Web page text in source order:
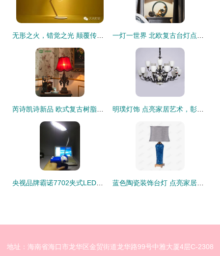
无形之火，错觉之光 颠覆传统的艺术灯饰 一灯一世界 北欧复古台灯点亮你的卧室与书桌
芮诗凯诗新品 欧式复古树脂台灯点亮红色浪漫 明璞灯饰 点亮家居艺术，彰显生活品味
央视品牌霸诺7702夹式LED学习台灯价格、厂家、图片及装饰台灯功能介绍 蓝色陶瓷装饰台灯 点亮家居美学与温馨氛围
地址：海南省海口市龙华区金贸街道龙华路99号中雅大厦4层C-2308